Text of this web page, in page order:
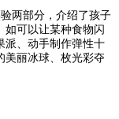
两部分，介绍了孩子
如可以让某种食物闪
派、动手制作弹性十
美丽冰球、枚光彩夺